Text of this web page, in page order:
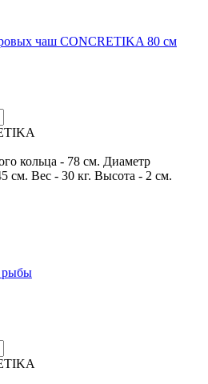
чаш CONCRETIKA 80 см
кольца - 78 см. Диаметр
см. Вес - 30 кг. Высота - 2 см.
рыбы